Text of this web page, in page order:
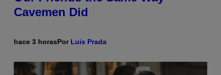
Cavemen Did
hace 3 horasPor Luis Prada